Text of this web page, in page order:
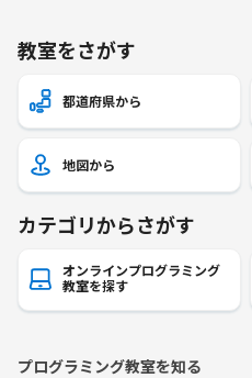
教室をさがす
都道府県から
地図から
カテゴリからさがす
オンラインプログラミング
教室を探す
プログラミング教室を知る